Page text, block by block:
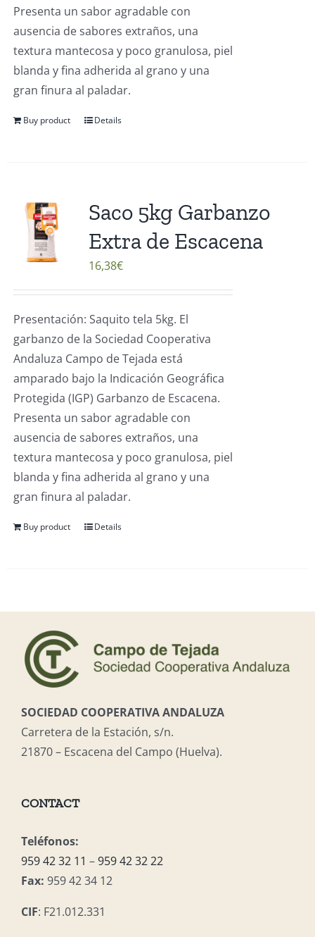
Presenta un sabor agradable con
ausencia de sabores extraños, una
textura mantecosa y poco granulosa, piel
blanda y fina adherida al grano y una
gran finura al paladar.
Buy product Details
Saco 5kg Garbanzo
Extra de Escacena
16,38€
Presentación: Saquito tela 5kg. El
garbanzo de la Sociedad Cooperativa
Andaluza Campo de Tejada está
amparado bajo la Indicación Geográfica
Protegida (IGP) Garbanzo de Escacena.
Presenta un sabor agradable con
ausencia de sabores extraños, una
textura mantecosa y poco granulosa, piel
blanda y fina adherida al grano y una
gran finura al paladar.
Buy product Details
SOCIEDAD COOPERATIVA ANDALUZA
Carretera de la Estación, s/n.
21870 – Escacena del Campo (Huelva).
CONTACT
Teléfonos:
959 42 32 11 –959 42 32 22
Fax: 959 42 34 12
CIF: F21.012.331